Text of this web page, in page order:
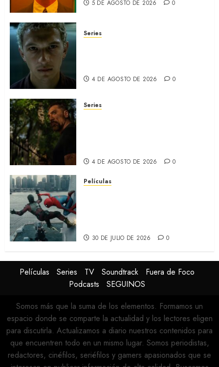
5 DE AGOSTO DE 2026 0
Series
4 DE AGOSTO DE 2026 0
Series
4 DE AGOSTO DE 2026 0
Películas
30 DE JULIO DE 2026 0
Películas Series TV Soundtrack
Fuera de Foco
Podcasts
SEGUINOS
Somos más que la suma de los elementos. Formamos un
espacio donde se comparte la actualidad y los lectores eligen
para discutirla. Actualizamos a diario nuestros contenidos para
que encuentren todo en un mismo lugar. Somos periodistas,
redactores, cinéfilos, seriéfilos y gamers apasionados que se